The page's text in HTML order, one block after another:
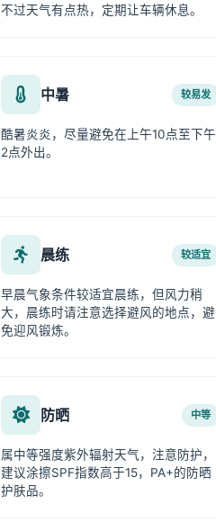
不过天气有点热，定期让车辆休息。
中暑 较易发
酷暑炎炎，尽量避免在上午10点至下午
2点外出。
晨练 较适宜
早晨气象条件较适宜晨练，但风力稍
大，晨练时请注意选择避风的地点，避
免迎风锻炼。
防晒 中等
属中等强度紫外辐射天气，注意防护，
建议涂擦SPF指数高于15，PA+的防晒
护肤品。